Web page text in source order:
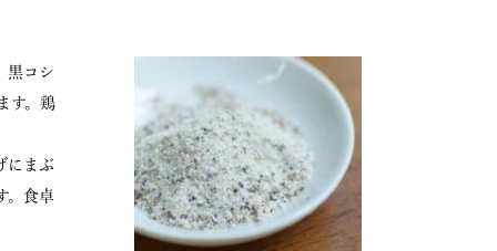
黒コシ
す。鶏
にまぶ
。食卓